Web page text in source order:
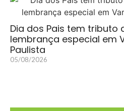
Dia dos Pais tem tributo
lembrança especial em
Paulista
05/08/2026